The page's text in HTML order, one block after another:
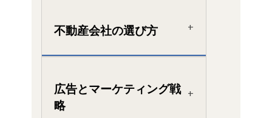
不動産会社の選び方
広告とマーケティング戦
略